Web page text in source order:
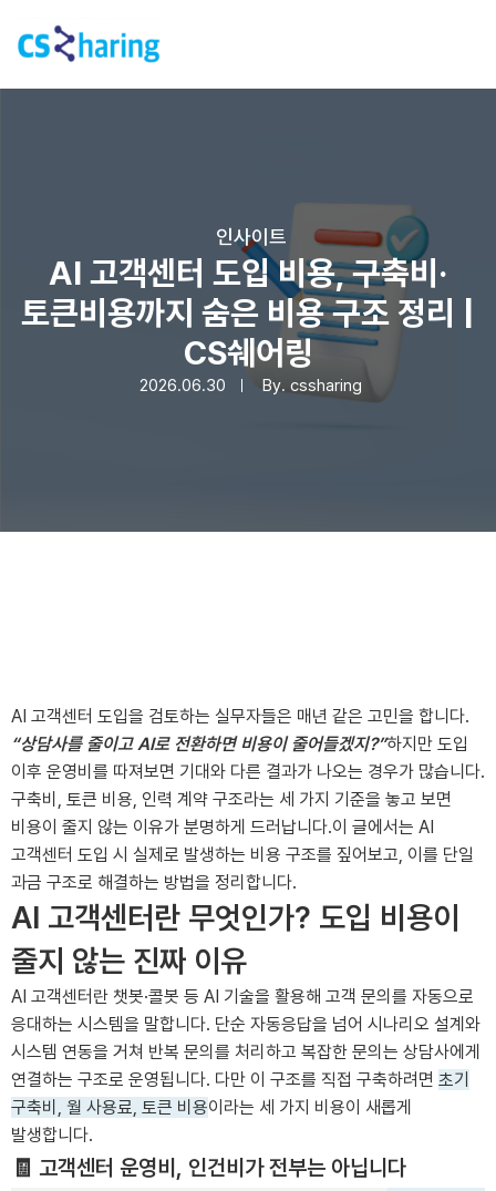
인사이트
AI 고객센터 도입 비용, 구축비·
토큰비용까지 숨은 비용 구조 정리 |
CS쉐어링
2026.06.30 By. cssharing
AI 고객센터 도입을 검토하는 실무자들은 매년 같은 고민을 합니다.
“상담사를 줄이고 AI로 전환하면 비용이 줄어들겠지?”하지만 도입
이후 운영비를 따져보면 기대와 다른 결과가 나오는 경우가 많습니다.
구축비, 토큰 비용, 인력 계약 구조라는 세 가지 기준을 놓고 보면
비용이 줄지 않는 이유가 분명하게 드러납니다.이 글에서는 AI
고객센터 도입 시 실제로 발생하는 비용 구조를 짚어보고, 이를 단일
과금 구조로 해결하는 방법을 정리합니다.
AI 고객센터란 무엇인가? 도입 비용이
줄지 않는 진짜 이유
AI 고객센터란 챗봇·콜봇 등 AI 기술을 활용해 고객 문의를 자동으로
응대하는 시스템을 말합니다. 단순 자동응답을 넘어 시나리오 설계와
시스템 연동을 거쳐 반복 문의를 처리하고 복잡한 문의는 상담사에게
연결하는 구조로 운영됩니다. 다만 이 구조를 직접 구축하려면 초기
구축비, 월 사용료, 토큰 비용이라는 세 가지 비용이 새롭게
발생합니다.
🧾 고객센터 운영비, 인건비가 전부는 아닙니다